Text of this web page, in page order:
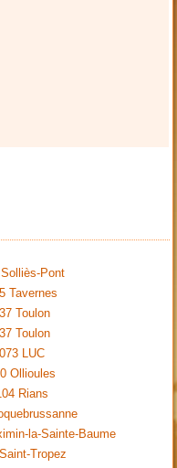
Pont
Tavernes
Toulon
Toulon
LUC
Ollioules
Rians
la-Sainte-Baume
Tropez